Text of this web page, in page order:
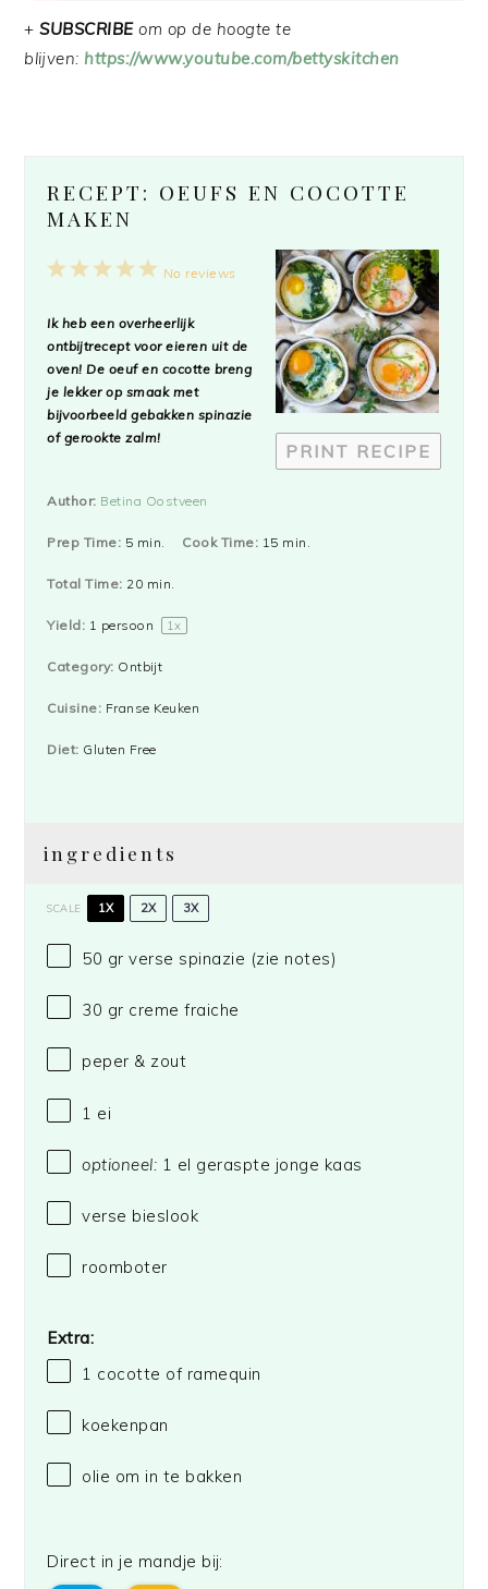
+SUBSCRIBEom op de hoogte te
blijven: https://www.youtube.com/bettyskitchen
RECEPT: OEUFS EN COCOTTE
MAKEN
PRINT RECIPE
5
4
3
2
1
No reviews
Ik heb een overheerlijk
ontbijtrecept voor eieren uit de
oven! De oeuf en cocotte breng
je lekker op smaak met
bijvoorbeeld gebakken spinazie
of gerookte zalm!
Author: Betina Oostveen
Prep Time: 5 min. Cook Time: 15 min.
Total Time: 20 min.
Yield: 1 persoon 1x
Category: Ontbijt
Cuisine: Franse Keuken
Diet: Gluten Free
ingredients
SCALE 1X 2X 3X
50 gr verse spinazie (zie notes)
30 gr creme fraiche
peper & zout
1 ei
optioneel: 1 el geraspte jonge kaas
verse bieslook
roomboter
Extra:
1 cocotte of ramequin
koekenpan
olie om in te bakken
Direct in je mandje bij: